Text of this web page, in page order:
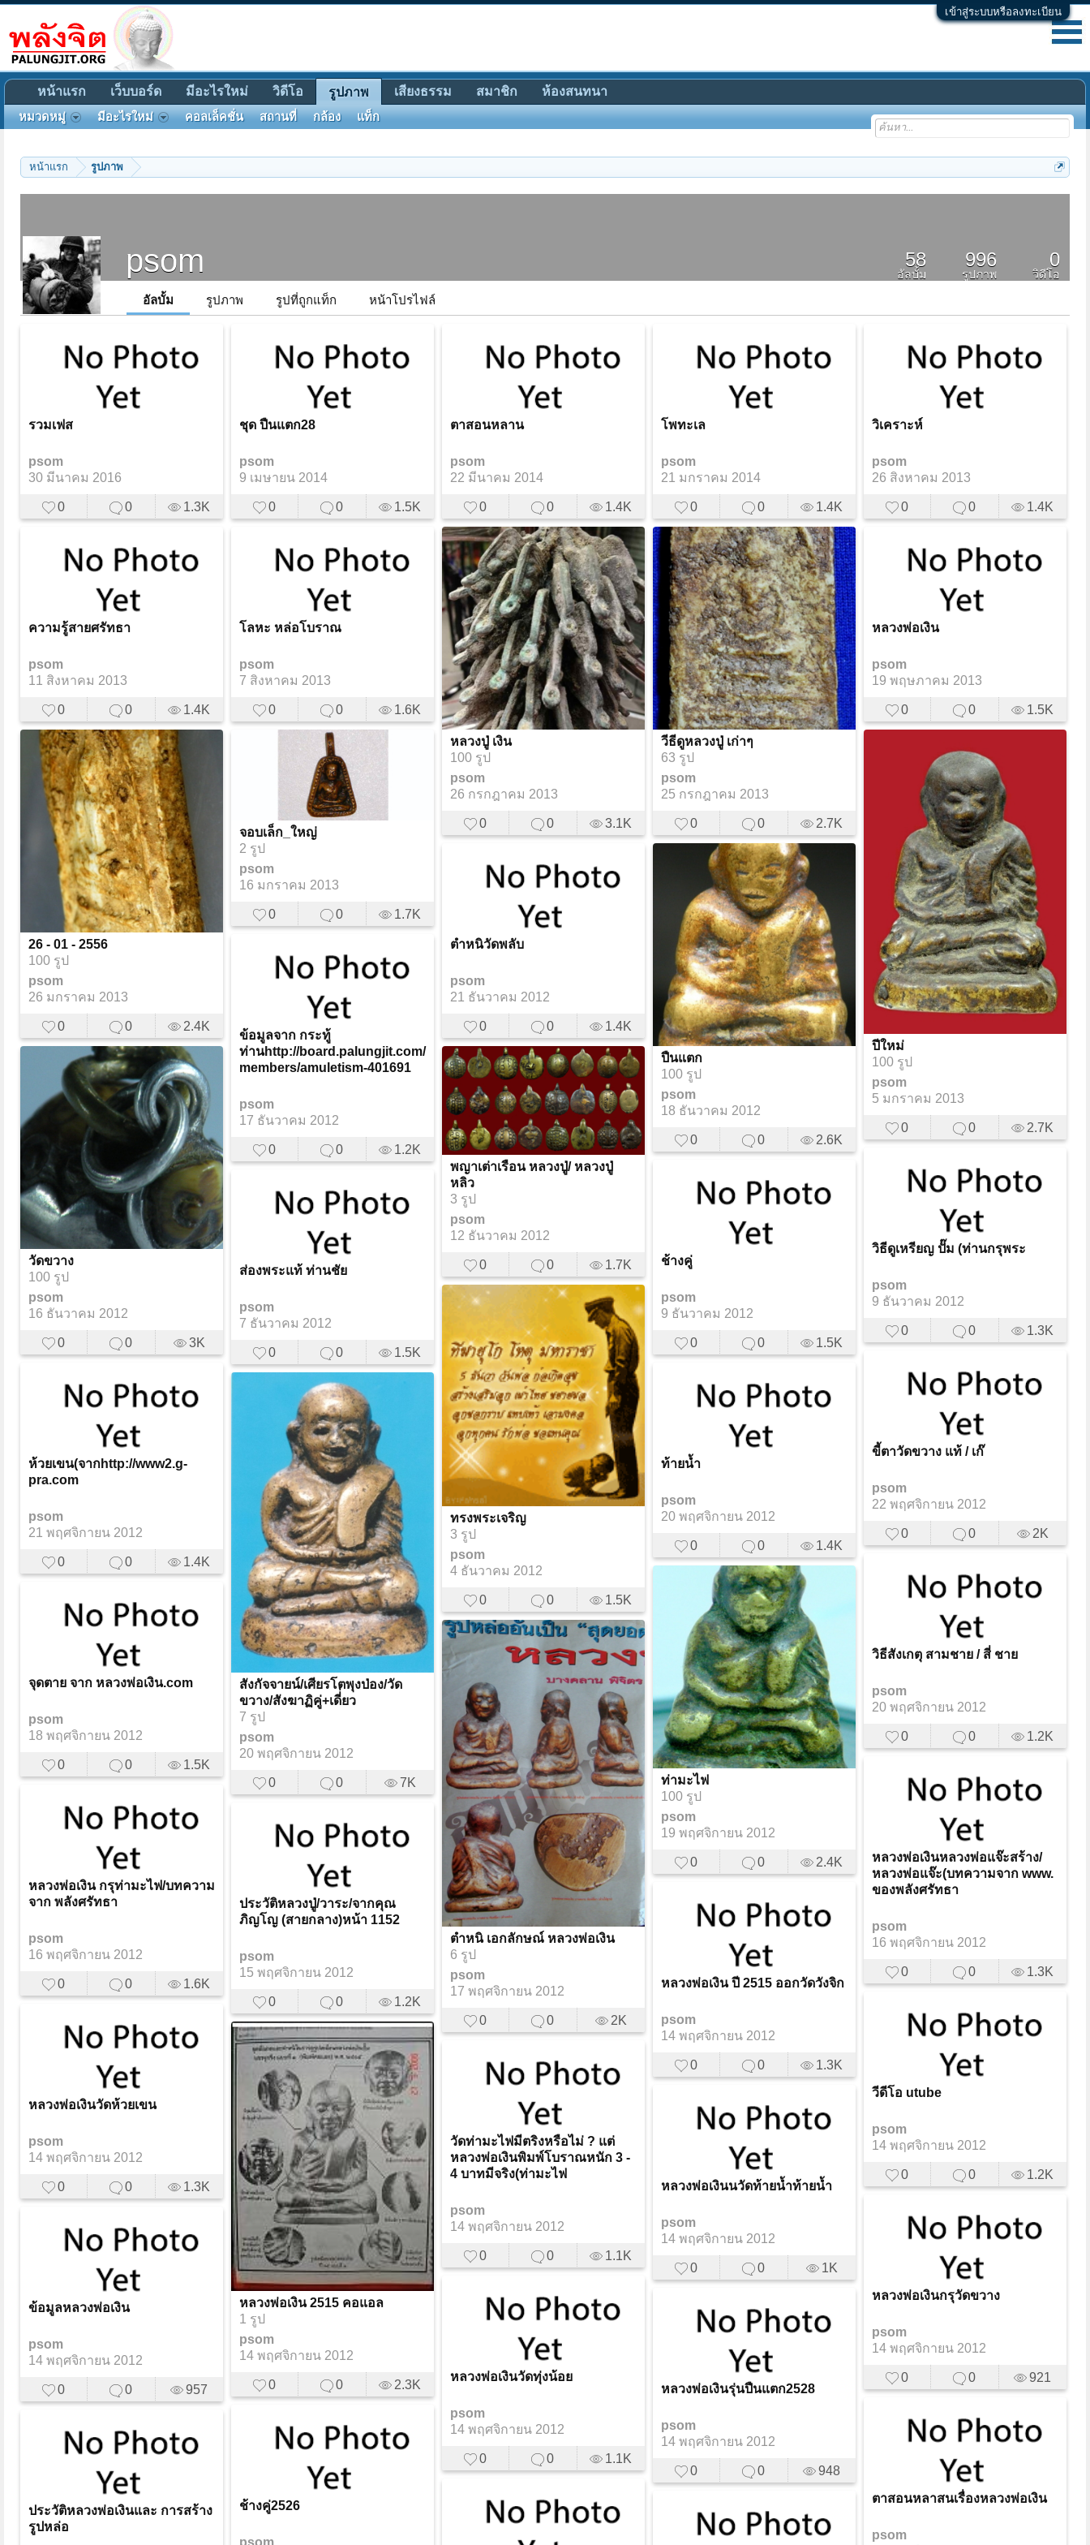
เข้าสู่ระบบหรือลงทะเบียน
หน้าแรก รูปภาพ
psom 58
อัลบั้ม
996
รูปภาพ
0
วิดีโอ
อัลบั้ม รูปภาพ รูปที่ถูกแท็ก หน้าโปรไฟล์
รวมเฟส
psom
30 มีนาคม 2016
0 0 1.3K
ชุด ปืนแตก28
psom
9 เมษายน 2014
0 0 1.5K
ตาสอนหลาน
psom
22 มีนาคม 2014
0 0 1.4K
โพทะเล
psom
21 มกราคม 2014
0 0 1.4K
วิเคราะห์
psom
26 สิงหาคม 2013
0 0 1.4K
ความรู้สายศรัทธา
psom
11 สิงหาคม 2013
0 0 1.4K
โลหะ หล่อโบราณ
psom
7 สิงหาคม 2013
0 0 1.6K
หลวงปู่ เงิน
100 รูป
psom
26 กรกฎาคม 2013
0 0 3.1K
วีธีดูหลวงปู่ เก่าๆ
63 รูป
psom
25 กรกฎาคม 2013
0 0 2.7K
หลวงพ่อเงิน
psom
19 พฤษภาคม 2013
0 0 1.5K
26 - 01 - 2556
100 รูป
psom
26 มกราคม 2013
0 0 2.4K
จอบเล็ก_ใหญ่
2 รูป
psom
16 มกราคม 2013
0 0 1.7K
ปีใหม่
100 รูป
psom
5 มกราคม 2013
0 0 2.7K
ตำหนิวัดพลับ
psom
21 ธันวาคม 2012
0 0 1.4K
ปืนแตก
100 รูป
psom
18 ธันวาคม 2012
0 0 2.6K
ข้อมูลจาก กระทู้
ท่านhttp://board.palungjit.com/
members/amuletism-401691
psom
17 ธันวาคม 2012
0 0 1.2K
วัดขวาง
100 รูป
psom
16 ธันวาคม 2012
0 0 3K
พญาเต่าเรือน หลวงปู่/ หลวงปู่
หลิว
3 รูป
psom
12 ธันวาคม 2012
0 0 1.7K
วิธีดูเหรียญ ปั๊ม (ท่านกรุพระ
psom
9 ธันวาคม 2012
0 0 1.3K
ช้างคู่
psom
9 ธันวาคม 2012
0 0 1.5K
ส่องพระแท้ ท่านชัย
psom
7 ธันวาคม 2012
0 0 1.5K
ทรงพระเจริญ
3 รูป
psom
4 ธันวาคม 2012
0 0 1.5K
ขี้ตาวัดขวาง แท้ / เก๊
psom
22 พฤศจิกายน 2012
0 0 2K
ห้วยเขน(จากhttp://www2.g-
pra.com
psom
21 พฤศจิกายน 2012
0 0 1.4K
ท้ายน้ำ
psom
20 พฤศจิกายน 2012
0 0 1.4K
สังกัจจายน์/เศียรโตพุงป่อง/วัด
ขวาง/สังฆาฏิคู่+เดี่่ยว
7 รูป
psom
20 พฤศจิกายน 2012
0 0 7K
วิธีสังเกตุ สามชาย / สี่ ชาย
psom
20 พฤศจิกายน 2012
0 0 1.2K
ท่ามะไฟ
100 รูป
psom
19 พฤศจิกายน 2012
0 0 2.4K
จุดตาย จาก หลวงพ่อเงิน.com
psom
18 พฤศจิกายน 2012
0 0 1.5K
ตำหนิ เอกลักษณ์ หลวงพ่อเงิน
6 รูป
psom
17 พฤศจิกายน 2012
0 0 2K
หลวงพ่อเงินหลวงพ่อแจ๊ะสร้าง/
หลวงพ่อแจ๊ะ(บทความจาก www.
ของพลังศรัทธา
psom
16 พฤศจิกายน 2012
0 0 1.3K
หลวงพ่อเงิน กรุท่ามะไฟ/บทความ
จาก พลังศรัทธา
psom
16 พฤศจิกายน 2012
0 0 1.6K
ประวัติหลวงปู่/วาระ/จากคุณ
ภิญโญ (สายกลาง)หน้า 1152
psom
15 พฤศจิกายน 2012
0 0 1.2K
หลวงพ่อเงิน ปี 2515 ออกวัดวังจิก
psom
14 พฤศจิกายน 2012
0 0
1.3K
วีดีโอ utube
psom
14 พฤศจิกายน 2012
0 0 1.2K
หลวงพ่อเงินวัดห้วยเขน
psom
14 พฤศจิกายน 2012
0 0 1.3K
หลวงพ่อเงิน 2515 คอแอล
1 รูป
psom
14 พฤศจิกายน 2012
0 0 2.3K
วัดท่ามะไฟมีตริงหรือไม่ ? แต่
หลวงพ่อเงินพิมพ์โบราณหนัก 3 -
4 บาทมีจริง(ท่ามะไฟ
psom
14 พฤศจิกายน 2012
0 0 1.1K
หลวงพ่อเงินนวัดท้ายน้ำท้ายน้ำ
psom
14 พฤศจิกายน 2012
0 0
1K
หลวงพ่อเงินกรุวัดขวาง
psom
14 พฤศจิกายน 2012
0 0 921
ข้อมูลหลวงพ่อเงิน
psom
14 พฤศจิกายน 2012
0 0 957
หลวงพ่อเงินวัดทุ่งน้อย
psom
14 พฤศจิกายน 2012
0 0 1.1K
หลวงพ่อเงินรุ่นปืนแตก2528
psom
14 พฤศจิกายน 2012
0 0
948
ตาสอนหลาสนเรื่องหลวงพ่อเงิน
psom
ช้างคู่2526
psom
ประวัติหลวงพ่อเงินและ การสร้าง
รูปหล่อ
หน้าแรก เว็บบอร์ด มีอะไรใหม่ วิดีโอ รูปภาพ
หมวดหมู่ มีอะไรใหม่ คอลเล็คชั่น สถานที่ กล้อง แท็ก
เสียงธรรม สมาชิก ห้องสนทนา